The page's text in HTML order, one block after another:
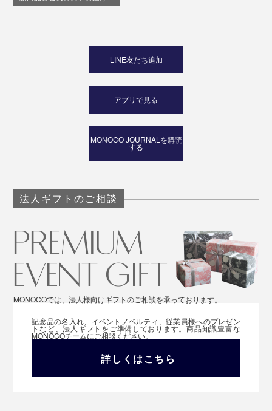
LINE友だち追加
アプリで見る
MONOCO JOURNALを購読
する
法人ギフトのご相談
MONOCOでは、法人様向けギフトのご相談を承っております。
記念品の名入れ、イベントノベルティ、従業員様へのプレゼン
トなど、法人ギフトをご準備しております。商品知識豊富な
MONOCOチームにご相談ください。
詳しくはこちら